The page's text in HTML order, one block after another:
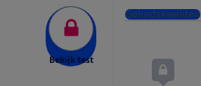
Bekijk test
Geluidskwaliteit